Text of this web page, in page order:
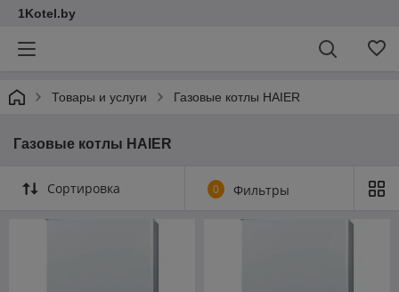
1Kotel.by
Товары и услуги Газовые котлы HAIER
Газовые котлы HAIER
Сортировка 0 Фильтры